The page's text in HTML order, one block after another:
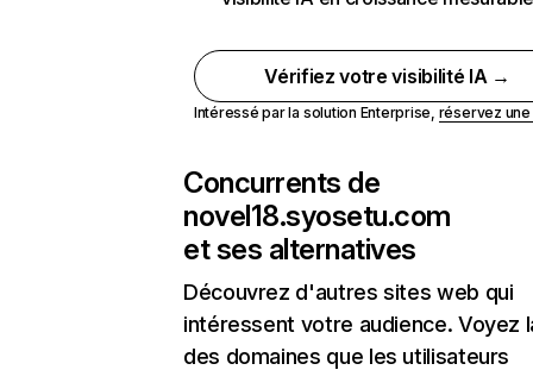
Vérifiez votre visibilité IA →
Intéressé par la solution Enterprise, réservez
Concurrents de
novel18.syosetu.com
et ses alternatives
Découvrez d'autres sites web qui
intéressent votre audience. Voyez
des domaines que les utilisateurs